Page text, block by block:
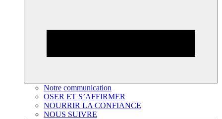
Notre communication
OSER ET S’AFFIRMER
NOURRIR LA CONFIANCE
NOUS SUIVRE